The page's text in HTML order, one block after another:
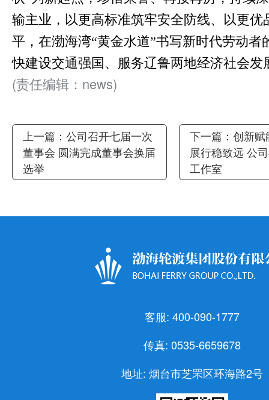
输主业，以更高标准筑牢安全防线、以更优
平，在渤海湾“黄金水道”书写新时代劳动者
快建设交通强国、服务辽鲁两地经济社会发
(责任编辑：news)
上一篇： 公司召开七届一次
董事会 圆满完成董事会换届
选举
下一篇： 创新赋
展行稳致远 公
工作室
客服: 400-090-1777
传真: 0535-6659678
地址: 烟台市芝罘区环海路2号